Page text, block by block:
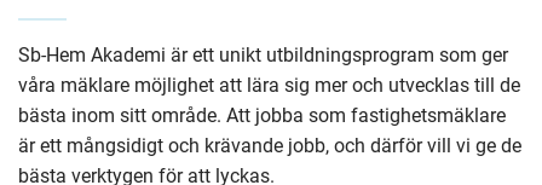
Sb-Hem Akademi är ett unikt utbildningsprogram som ger
våra mäklare möjlighet att lära sig mer och utvecklas till de
bästa inom sitt område. Att jobba som fastighetsmäklare
är ett mångsidigt och krävande jobb, och därför vill vi ge de
bästa verktygen för att lyckas.